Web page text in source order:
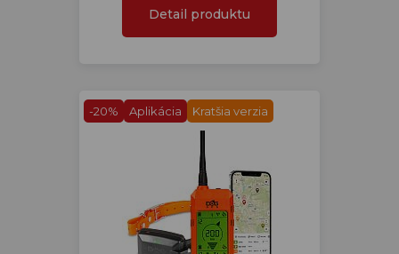
Detail produktu
-20% Aplikácia Kratšia verzia